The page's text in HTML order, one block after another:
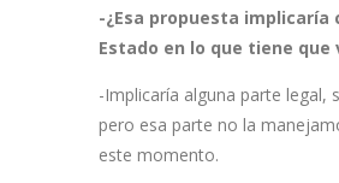
-¿Esa propuesta
Estado en lo que tiene
-Implicaría alguna parte legal,
pero esa parte no la
este momento.